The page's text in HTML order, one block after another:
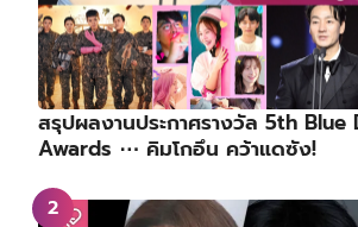
สรุปผลงานประกาศรางวัล 5th Blue
Awards ⋯ คิมโกอึน คว้าแดซัง!